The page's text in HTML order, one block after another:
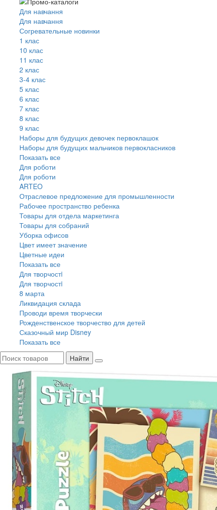
Для навчання
Для навчання
Согревательные новинки
1 клас
10 клас
11 клас
2 клас
3-4 клас
5 клас
6 клас
7 клас
8 клас
9 клас
Наборы для будущих девочек первоклашок
Наборы для будущих мальчиков первокласников
Показать все
Для роботи
Для роботи
ARTEO
Отраслевое предложение для промышленности
Рабочее пространство ребенка
Товары для отдела маркетинга
Товары для собраний
Уборка офисов
Цвет имеет значение
Цветные идеи
Показать все
Для творчостi
Для творчостi
8 марта
Ликвидация склада
Проводи время творчески
Рожденственское творчество для детей
Сказочный мир Disney
Показать все
Найти